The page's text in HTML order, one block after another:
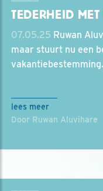
TEDERHEID
07.05.25 Ruwan
maar stuurt nu een
vakantiebestemming.
lees meer
Door Ruwan Aluvihare